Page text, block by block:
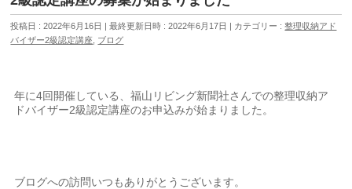
投稿日 : 2022年6月16日 最終更新日時 : 2022年6月17日 カテゴリー :整理収納アド
バイザー2級認定講座
ブログ
年に4回開催している、福山リビング新聞社さんでの整理収納ア
ドバイザー2級認定講座のお申込みが始まりました。
ブログへの訪問いつもありがとうございます。